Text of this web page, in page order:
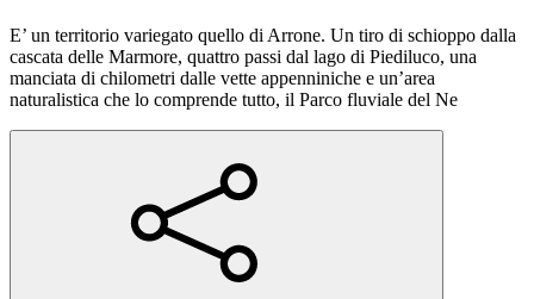
E’ un territorio variegato quello di Arrone. Un tiro di schioppo dalla
cascata delle Marmore, quattro passi dal lago di Piediluco, una
manciata di chilometri dalle vette appenniniche e un’area
naturalistica che lo comprende tutto, il Parco fluviale del Ne